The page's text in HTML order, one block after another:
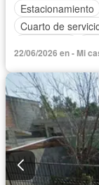
Estacionamiento
Cuarto de
Televisión por
Despacho
Conserje
Wifi
Sin amueblar
22/06/2026 en - Mi